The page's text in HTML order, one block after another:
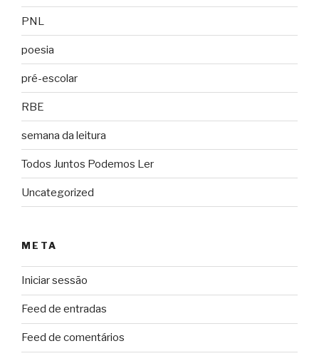
PNL
poesia
pré-escolar
RBE
semana da leitura
Todos Juntos Podemos Ler
Uncategorized
META
Iniciar sessão
Feed de entradas
Feed de comentários